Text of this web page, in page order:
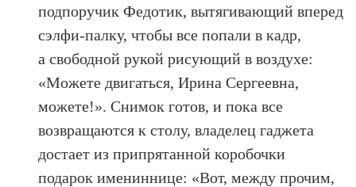
подпоручик Федотик, вытягивающий вперед
сэлфи-палку, чтобы все попали в кадр,
а свободной рукой рисующий в воздухе:
«Можете двигаться, Ирина Сергеевна,
можете!». Снимок готов, и пока все
возвращаются к столу, владелец гаджета
достает из припрятанной коробочки
подарок имениннице: «Вот, между прочим,